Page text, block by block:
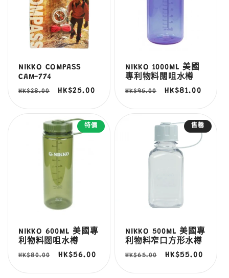
NIKKO COMPASS
CAM-774
定
HK$28.00
售
HK$25.00
NIKKO 1000ML 美國
專利物料闊咀水樽
定
HK$95.00
售
HK$81.00
特價
NIKKO 600ML 美國專
利物料闊咀水樽
定
HK$80.00
售
HK$56.00
售罄
NIKKO 500ML 美國專
利物料窄口方形水樽
定
HK$65.00
售
HK$55.00